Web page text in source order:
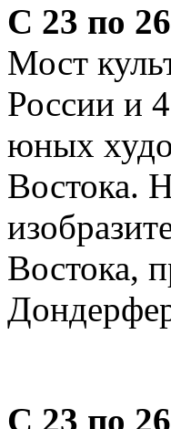
С 23 по
Мост
России и
юных
Востока.
Востока,
С 23 по